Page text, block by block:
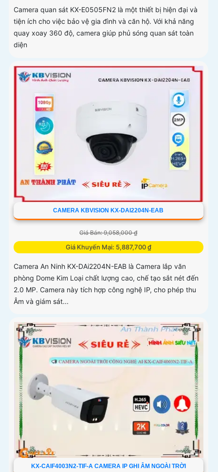
Camera quan sát KX-E0505FN2 là một thiết bị hiện đại và
tiện ích cho việc bảo vệ gia đình và căn hộ. Với khả năng
quay xoay 360 độ, camera giúp phủ sóng quan sát toàn
diện
CAMERA KBVISION KX-DAI2204N-EAB
Giá Bán: 9,058,000 ₫
Giá Khuyến Mại: 5,887,700 ₫
Camera An Ninh KX-DAi2204N-EAB là Camera lắp văn
phòng Dome Kim Loại chất lượng cao, chế tạo sắt nét đến
2.0 MP. Camera này tích hợp công nghệ IP, cho phép thu
Âm và giám sát...
KX-CAIF4003N2-TIF-A CAMERA IP GHI ÂM NGOÀI TRỜI